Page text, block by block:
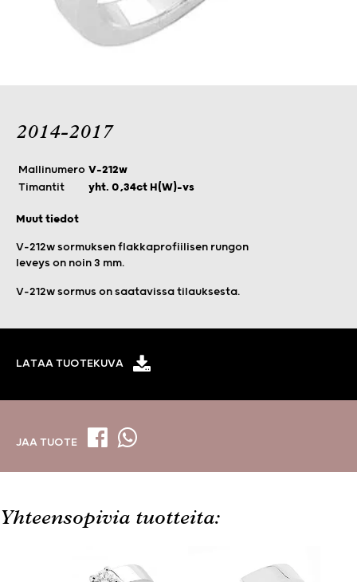
2014-2017
Mallinumero V-212w
Timantit
yht. 0,34ct H(W)-vs
Muut tiedot
V-212w sormuksen flakkaprofiilisen rungon
leveys on noin 3 mm.
V-212w sormus on saatavissa tilauksesta.
LATAA TUOTEKUVA
JAA TUOTE
Yhteensopivia tuotteita: